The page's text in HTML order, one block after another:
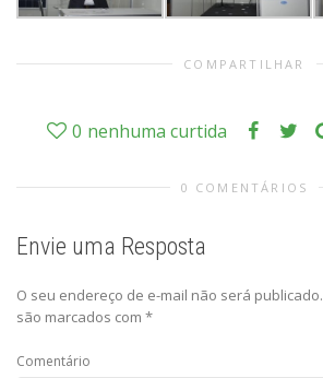
COMPARTILHAR
0 nenhuma curtida
0 COMENTÁRIOS
Envie uma Resposta
O seu endereço de e-mail não será publicado.
são marcados com *
Comentário